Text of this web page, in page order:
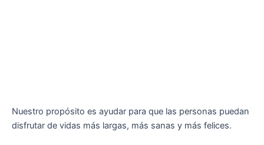
Nuestro propósito es ayudar para que las personas puedan
disfrutar de vidas más largas, más sanas y más felices.